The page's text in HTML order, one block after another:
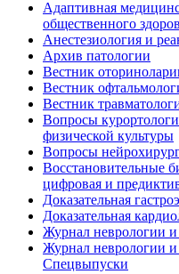
Адаптивная
общественного
Анестезиология и
Архив патологии
Вестник
Вестник
Вестник
Вопросы
физической культуры
Вопросы
Восстановительные
цифровая и
Доказательная
Доказательная
Журнал неврологии
Журнал неврологии
Спецвыпуски